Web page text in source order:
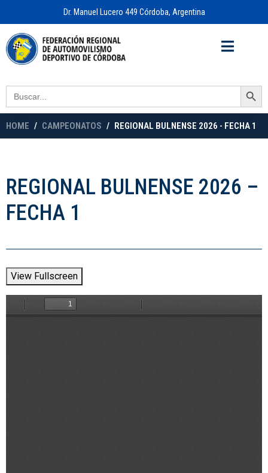
Dr. Manuel Lucero 449 Córdoba, Argentina
Search
for:
Search Button
HOME CAMPEONATOS REGIONAL BULNENSE 2026 - FECHA 1
REGIONAL BULNENSE 2026 –
FECHA 1
View Fullscreen